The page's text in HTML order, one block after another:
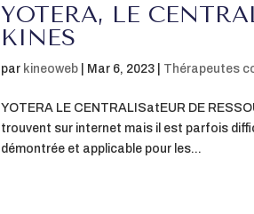
YOTERA, LE
KINES
par kineoweb Mar 6, 2023 Thérapeutes
YOTERA LE CENTRALISatEUR DE
trouvent sur internet mais il est parfois
démontrée et applicable pour les...